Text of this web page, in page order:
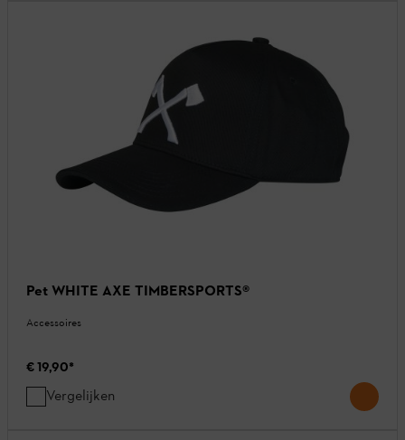
Pet WHITE AXE TIMBERSPORTS®
Accessoires
€ 19,90*
Vergelijken